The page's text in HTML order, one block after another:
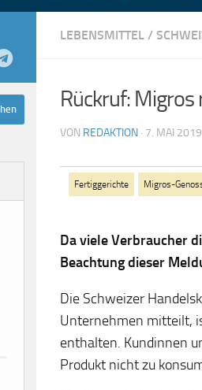
LEBENSMITTEL /
Rückruf: Migros
VON REDAKTION · 7. MAI 2019
Fertiggerichte Migros-
Da viele Verbraucher
Beachtung dieser
Die Schweizer
Unternehmen mitteilt,
enthalten. Kundinnen
Produkt nicht zu